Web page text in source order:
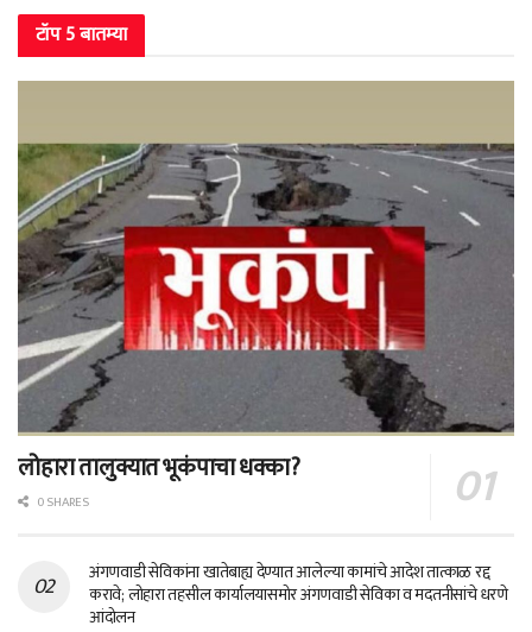
टॉप 5 बातम्या
लोहारा तालुक्यात भूकंपाचा धक्का?
0 SHARES
अंगणवाडी सेविकांना खातेबाह्य देण्यात आलेल्या कामांचे आदेश तात्काळ रद्द
करावे; लोहारा तहसील कार्यालयासमोर अंगणवाडी सेविका व मदतनीसांचे धरणे
आंदोलन